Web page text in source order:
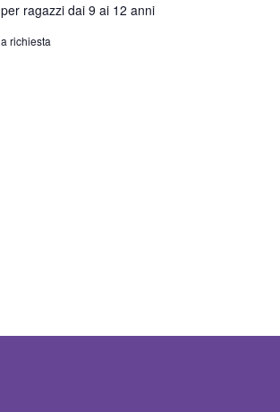
per ragazzi dai 9 ai 12 anni
a richiesta